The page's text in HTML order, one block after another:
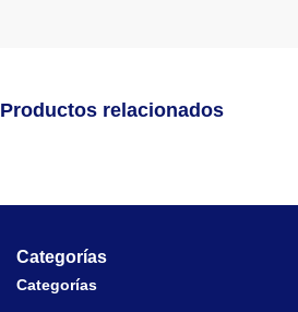
Productos relacionados
Categorías
Categorías